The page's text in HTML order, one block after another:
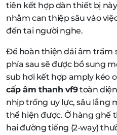
tiên kết hợp dàn thiết bị
nhằm can thiệp sâu vào
đến tai người nghe.
Để hoàn thiện dải âm trầm
phía sau sẽ được bổ sung
sub hơi kết hợp amply kéo
cấp âm thanh vf9toàn
nhịp trống uy lực, sâu lắng
thể hiện được. Ở hàng ghế
hai đường tiếng (2-way)